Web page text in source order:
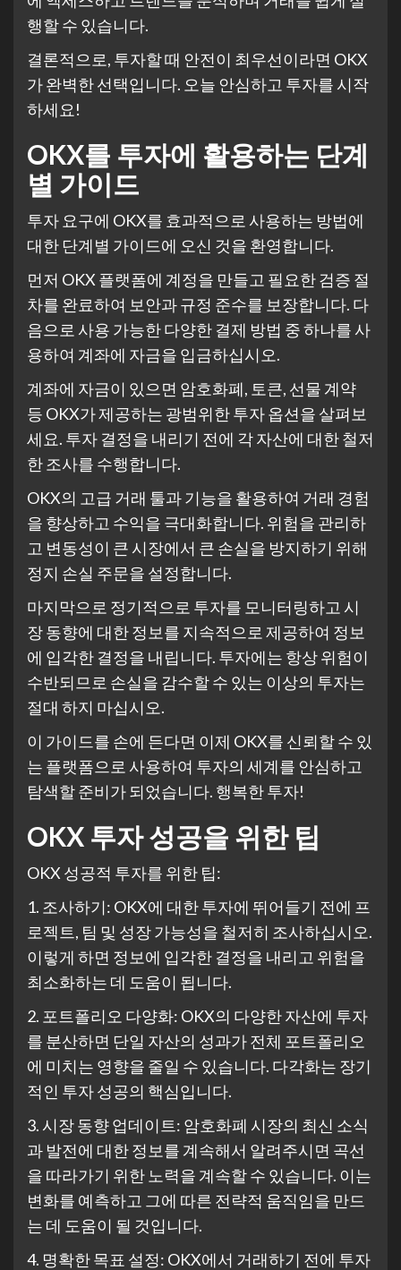
행할 수 있습니다.
결론적으로, 투자할 때 안전이 최우선이라면 OKX
가 완벽한 선택입니다. 오늘 안심하고 투자를 시작
하세요!
OKX를 투자에 활용하는 단계
별 가이드
투자 요구에 OKX를 효과적으로 사용하는 방법에
대한 단계별 가이드에 오신 것을 환영합니다.
먼저 OKX 플랫폼에 계정을 만들고 필요한 검증 절
차를 완료하여 보안과 규정 준수를 보장합니다. 다
음으로 사용 가능한 다양한 결제 방법 중 하나를 사
용하여 계좌에 자금을 입금하십시오.
계좌에 자금이 있으면 암호화폐, 토큰, 선물 계약
등 OKX가 제공하는 광범위한 투자 옵션을 살펴보
세요. 투자 결정을 내리기 전에 각 자산에 대한 철저
한 조사를 수행합니다.
OKX의 고급 거래 툴과 기능을 활용하여 거래 경험
을 향상하고 수익을 극대화합니다. 위험을 관리하
고 변동성이 큰 시장에서 큰 손실을 방지하기 위해
정지 손실 주문을 설정합니다.
마지막으로 정기적으로 투자를 모니터링하고 시
장 동향에 대한 정보를 지속적으로 제공하여 정보
에 입각한 결정을 내립니다. 투자에는 항상 위험이
수반되므로 손실을 감수할 수 있는 이상의 투자는
절대 하지 마십시오.
이 가이드를 손에 든다면 이제 OKX를 신뢰할 수 있
는 플랫폼으로 사용하여 투자의 세계를 안심하고
탐색할 준비가 되었습니다. 행복한 투자!
OKX 투자 성공을 위한 팁
OKX 성공적 투자를 위한 팁:
1. 조사하기: OKX에 대한 투자에 뛰어들기 전에 프
로젝트, 팀 및 성장 가능성을 철저히 조사하십시오.
이렇게 하면 정보에 입각한 결정을 내리고 위험을
최소화하는 데 도움이 됩니다.
2. 포트폴리오 다양화: OKX의 다양한 자산에 투자
를 분산하면 단일 자산의 성과가 전체 포트폴리오
에 미치는 영향을 줄일 수 있습니다. 다각화는 장기
적인 투자 성공의 핵심입니다.
3. 시장 동향 업데이트: 암호화폐 시장의 최신 소식
과 발전에 대한 정보를 계속해서 알려주시면 곡선
을 따라가기 위한 노력을 계속할 수 있습니다. 이는
변화를 예측하고 그에 따른 전략적 움직임을 만드
는 데 도움이 될 것입니다.
4. 명확한 목표 설정: OKX에서 거래하기 전에 투자